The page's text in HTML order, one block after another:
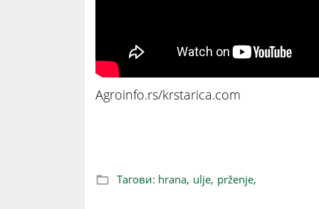
Agroinfo.rs/krstarica.com
Тагови: hrana, ulje, prženje,